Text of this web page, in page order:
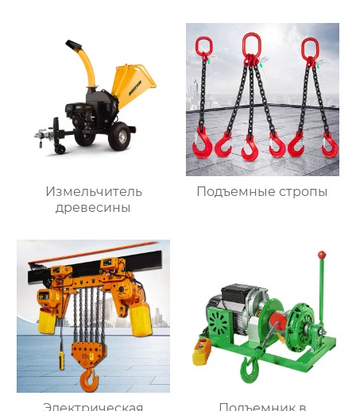
Измельчитель
древесины
Подъемные стропы